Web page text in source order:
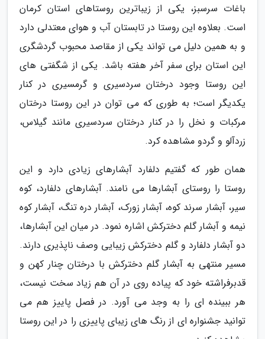
باغات سرسبز، یکی از زیباترین روستاهای استان کرمان
است. بعلاوه این روستا در تابستان آب و هوای معتدلی دارد
و به همین دلیل می تواند یکی از مقاصد محبوب گردشگری
این استان برای سفر آخر هفته باشد. یکی از شگفتی های
این روستا وجود درختان سردسیری و گرمسیری در کنار
یکدیگر است؛ به طوری که می توان در این روستا درختان
مرکبات و نخل را در کنار درختان سردسیری مانند گیلاس،
زردآلو و گردو مشاهده کرد.
همان طور که گفتیم دلفارد آبشارهای زیادی دارد و این
روستا را روستای آبشارها می نامند. آبشارهای دلفارد، کوه
سیر، آبشار سرند کوه، آبشار زورک، آبشار دره تنگ، آبشار کوه
نیمه و آبشار گلم دخترکش اشاره نمود. در میان این آبشارها،
دو آبشار دلفارد و گلم دخترکش زیبایی وصف ناپذیری دارند.
مسیر منتهی به آبشار گلم دخترکش با درختان چنار کهن و
قدبرفراشته خود که پیاده روی در آن هم زیاد سخت نیست،
هر ببینده ای را به وجد می آورد. در فصل پاییز هم می
توانید جشنواره ای از رنگ های زیبای پاییزی را در این روستا